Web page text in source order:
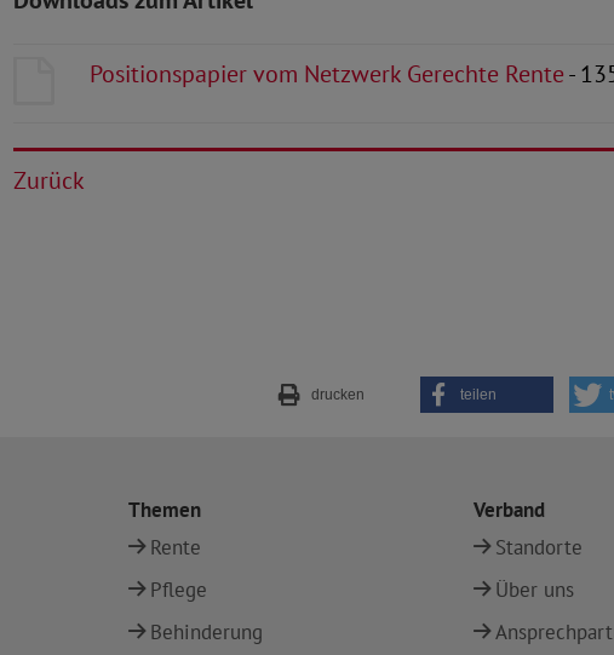
Positionspapier vom Netzwerk Gerechte Rente-
Zurück
drucken teilen
Themen
Rente
Pflege
Behinderung
Verband
Standorte
Über uns